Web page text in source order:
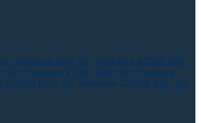
Yaskawa Biến tần Yaskawa A1000 Biến
tần Yaskawa V1000 Biến tần Yaskawa
GA700 Biến tần Yaskawa GA500 Biến tần